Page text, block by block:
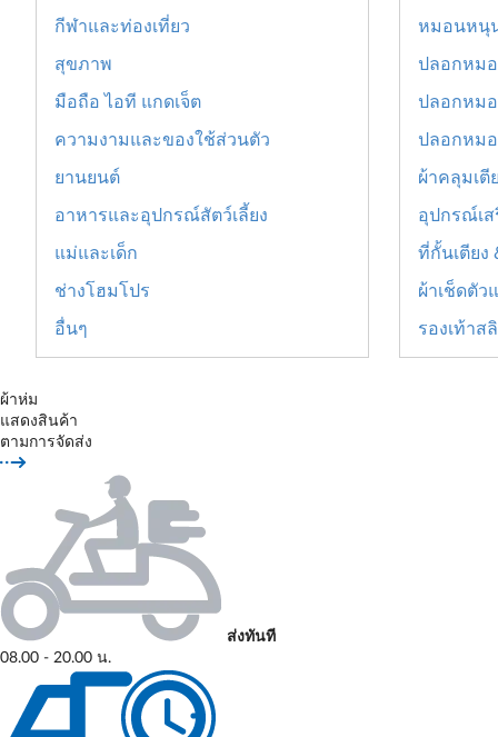
กีฬาและท่องเที่ยว
สุขภาพ
มือถือ ไอที แกดเจ็ต
ความงามและของใช้ส่วนตัว
ยานยนต์
อาหารและอุปกรณ์สัตว์เลี้ยง
แม่และเด็ก
ช่างโฮมโปร
อื่นๆ
หมอนหนุ
ปลอกหม
ปลอกหม
ปลอกหม
ผ้าคลุมเตี
อุปกรณ์เส
ที่กั้นเตียง
ผ้าเช็ดตั
รองเท้าส
ผ้าห่ม
แสดงสินค้า
ตามการจัดส่ง
ส่งทันที
08.00 - 20.00 น.